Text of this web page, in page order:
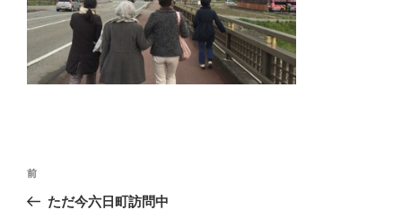
投
前
の
前
ただ今六日町訪問中